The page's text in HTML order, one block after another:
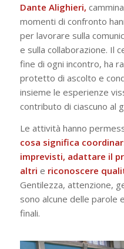
Dante Alighieri,
momenti di confronto
per lavorare sulla
e sulla collaborazione. Il
fine di ogni incontro, ha
protetto di ascolto e
insieme le esperienze
contributo di ciascuno al
Le attività hanno
cosa significa
imprevisti, adattare il
altri e riconoscere
Gentilezza, attenzione,
sono alcune delle parole
finali.